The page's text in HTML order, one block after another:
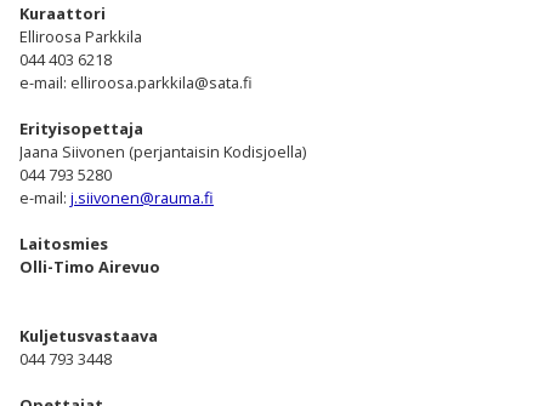
Kuraattori
Elliroosa Parkkila
044 403 6218
e-mail: elliroosa.parkkila@sata.fi
Erityisopettaja
Jaana Siivonen (perjantaisin Kodisjoella)
044 793 5280
e-mail: j.siivonen@rauma.fi
Laitosmies
Olli-Timo Airevuo
Kuljetusvastaava
044 793 3448